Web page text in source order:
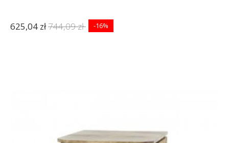
625,04 zł744,09 zł -16%